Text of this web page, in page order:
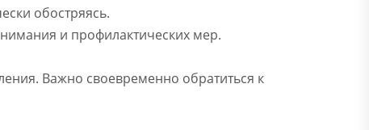
обостряясь.
и профилактических мер.
Важно своевременно обратиться к